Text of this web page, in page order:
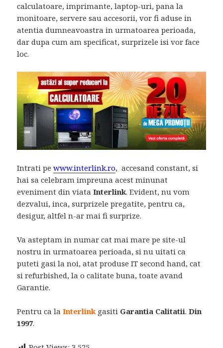
calculatoare, imprimante, laptop-uri, pana la
monitoare, servere sau accesorii, vor fi aduse in
atentia dumneavoastra in urmatoarea perioada,
dar dupa cum am specificat, surprizele isi vor face
loc.
Intrati pewww.interlink.ro, accesand constant, si
hai sa celebram impreuna acest minunat
eveniment din viataInterlink. Evident, nu vom
dezvalui, inca, surprizele pregatite, pentru ca,
desigur, altfel n-ar mai fi surprize.
Va asteptam in numar cat mai mare pe site-ul
nostru in urmatoarea perioada, si nu uitati ca
puteti gasi la noi, atat produse IT second hand, cat
si refurbished, la o calitate buna, toate avand
Garantie.
Pentru ca laInterlinkgasiti Garantia Calitatii.Din
1997.